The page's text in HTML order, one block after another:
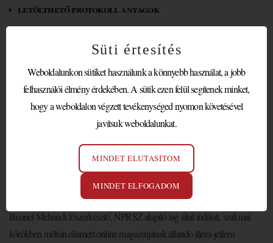
letölthető protokoll anyagok
partnereink / megbízóink
DISTANCIA ÉS
PROTOKOLL
Újabb szakmai cikk a Bespoke Magazinban
A professzionális vizuális kommunikáció és öltözködés szakemberének,
Brainel Mehandi főszerkesztő, NPRSZ alapító tag által indított, szakmai
körökben méltán elismert online magazinjának állandó illem-jellem
Süti értesítés
Weboldalunkon sütiket használunk a könnyebb használat, a jobb
felhasználói élmény érdekében. A sütik ezen felül segítenek minket,
hogy a weboldalon végzett tevékenységed nyomon követésével
javítsuk weboldalunkat.
MINDET ELUTASÍTOM
MINDET ELFOGADOM